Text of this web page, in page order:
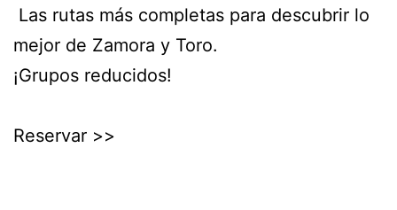
Las rutas más completas para descubrir lo
mejor de Zamora y Toro.
¡Grupos reducidos!
Reservar >>